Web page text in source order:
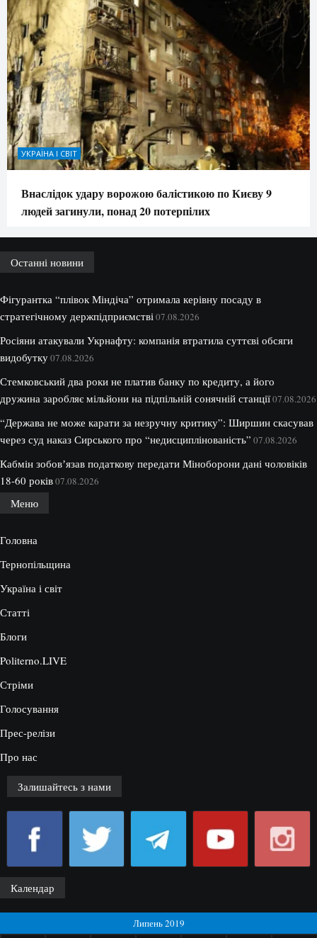
УКРАЇНА І СВІТ
Внаслідок удару ворожою балістикою по Києву 9
людей загинули, понад 20 потерпілих
Останні новини
Фігурантка “плівок Міндіча” отримала керівну посаду в
стратегічному держпідприємстві07.08.2026
Росіяни атакували Укрнафту: компанія втратила суттєві обсяги
видобутку07.08.2026
Стемковський два роки не платив банку по кредиту, а його
дружина заробляє мільйони на підпільній сонячній станції07.08.2026
“Держава не може карати за незручну критику”: Ширшин скасував
через суд наказ Сирського про “недисциплінованість” 07.08.2026
Кабмін зобовʼязав податкову передати Міноборони дані чоловіків
18-60 років07.08.2026
Меню
Головна
Тернопільщина
Україна і світ
Статті
Блоги
Politerno.LIVE
Стріми
Голосування
Прес-релізи
Про нас
Залишайтесь з нами
Календар
Липень 2019